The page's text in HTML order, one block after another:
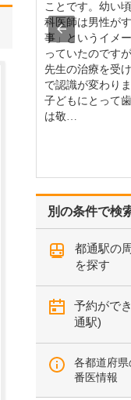
別の条件で検
都通駅の
を探す
予約がで
通駅)
各都道府
番医情報
ことです。幼い
科医師は男性が
事」というイメ
っていたのです
先生の治療を受
で認識が変わりま
子どもにとって
は敬…